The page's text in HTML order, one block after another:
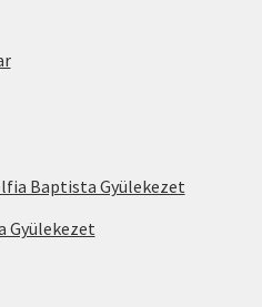
Baptista Gyülekezet
Gyülekezet